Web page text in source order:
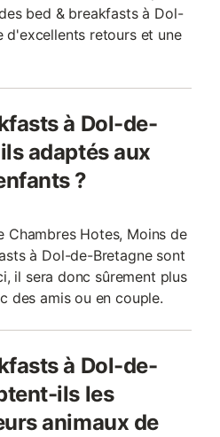
bed & breakfasts à Dol-
d'excellents retours et une
à Dol-de-
adaptés aux
?
Chambres Hotes, Moins de
à Dol-de-Bretagne sont
il sera donc sûrement plus
des amis ou en couple.
à Dol-de-
ils les
animaux de